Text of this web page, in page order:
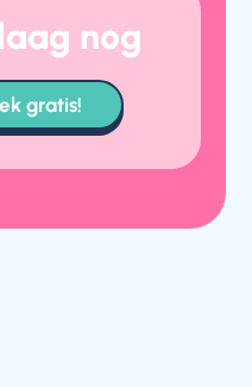
nog
gratis!